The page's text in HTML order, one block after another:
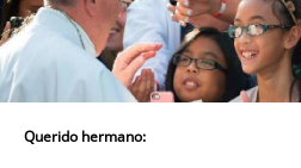
Querido hermano: